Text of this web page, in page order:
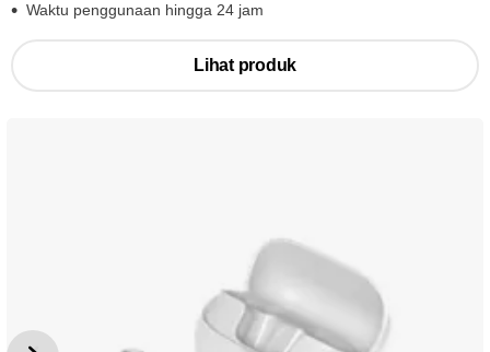
Waktu penggunaan hingga 24 jam
Lihat produk